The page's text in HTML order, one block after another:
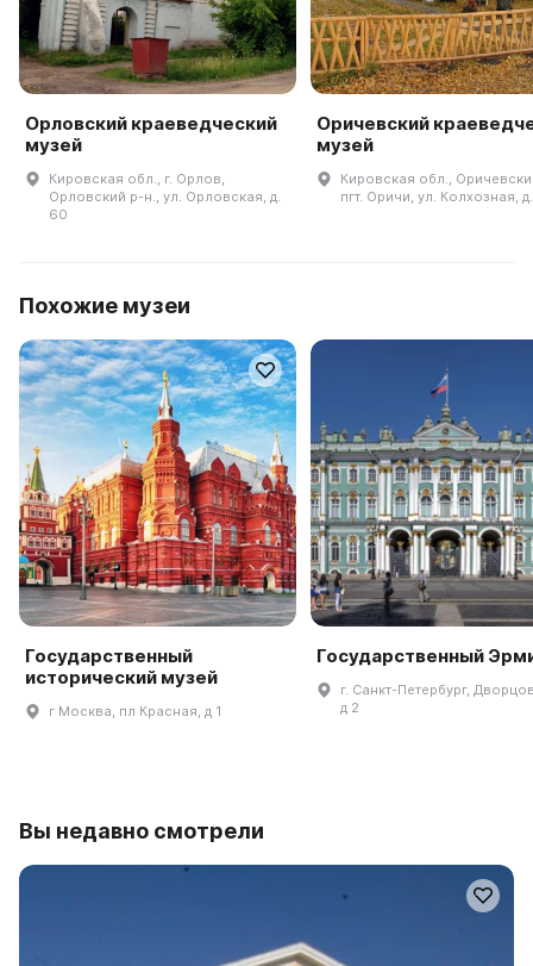
Орловский краеведческий
музей
Кировская обл., г. Орлов,
Орловский р-н., ул. Орловская, д.
60
Оричевский
музей
Кировская обл.,
пгт. Оричи, ул. Колхозная,
Похожие музеи
Государственный
исторический музей
г Москва, пл Красная, д 1
Государственный
г. Санкт-Петербург,
д 2
Вы недавно смотрели